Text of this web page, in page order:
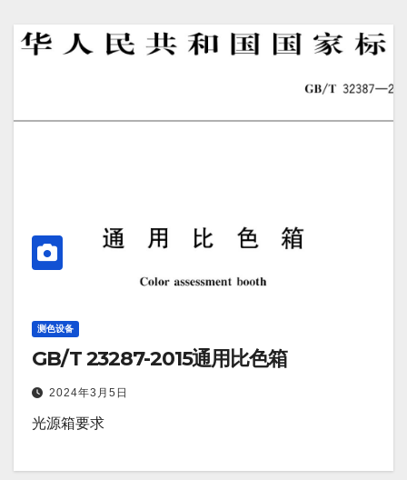
测色设备
GB/T 23287-2015通用比色箱
2024年3月5日
光源箱要求